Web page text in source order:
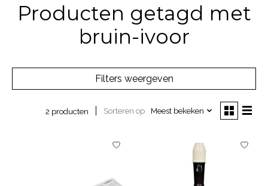
Producten getagd met
bruin-ivoor
Filters weergeven
2 producten Sorteren op Meest bekeken